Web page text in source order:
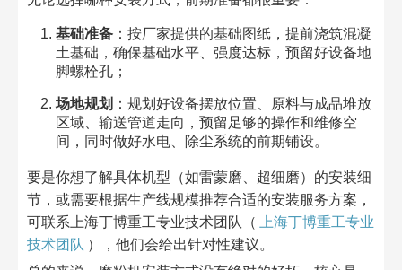
基础准备：按厂家提供的基础图纸，提前浇筑混凝
土基础，确保基础水平、强度达标，预留好设备地
脚螺栓孔；
场地规划 ：规划好设备摆放位置、原料与成品堆放
区域、输送管道走向，预留足够的操作和维修空
间，同时做好水电、除尘系统的前期铺设。
要是你想了解具体机型（如雷蒙磨、超细磨）的安装细
节，或需要根据生产线规模推荐合适的安装服务方案，
可联系上海丁博重工专业技术团队（
上海丁博重工专业
技术团队 ），他们会给出针对性建议。